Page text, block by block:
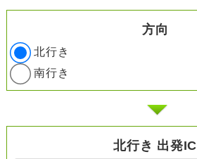
方向
北行き
南行き
北行き 出発IC